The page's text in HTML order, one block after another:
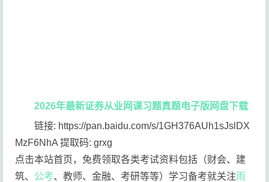
2026年最新证券从业网课习题真题电子版网盘下载
链接: https://pan.baidu.com/s/1GH376AUh1sJslDX
MzF6NhA 提取码: grxg
点击本站首页，免费领取各类考试资料包括（财会、建
筑、 公考、教师、金融、考研等等）学习备考就关注雨